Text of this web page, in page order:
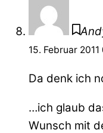
15. Februar 2011
Da denk ich
…ich glaub
Wunsch mit